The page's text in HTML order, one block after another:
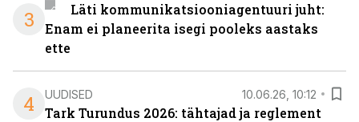
3
Läti kommunikatsiooniagentuuri juht:
Enam ei planeerita isegi pooleks aastaks
ette
4 UUDISED 10.06.26, 10:12
Tark Turundus 2026: tähtajad ja reglement